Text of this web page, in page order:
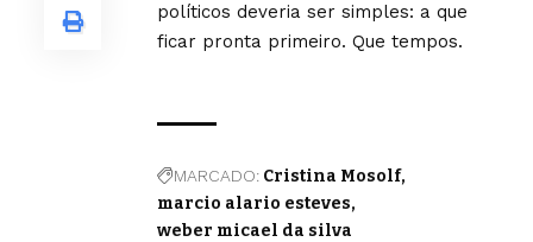
políticos deveria ser simples: a que
ficar pronta primeiro. Que tempos.
MARCADO: Cristina Mosolf
marcio alario esteves
weber micael da silva